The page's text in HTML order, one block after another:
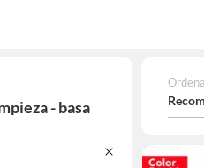
- basa